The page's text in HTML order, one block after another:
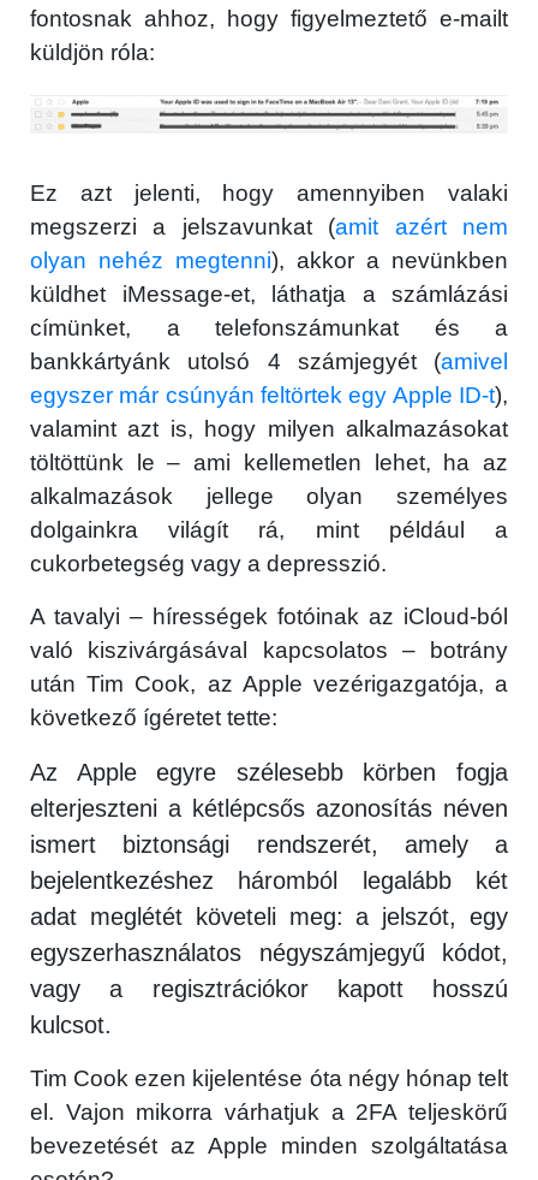
fontosnak ahhoz, hogy figyelmeztető e-mailt
küldjön róla:
Ez azt jelenti, hogy amennyiben valaki
megszerzi a jelszavunkat (amit azért nem
olyan nehéz megtenni), akkor a nevünkben
küldhet iMessage-et, láthatja a számlázási
címünket, a telefonszámunkat és a
bankkártyánk utolsó 4 számjegyét (amivel
egyszer már csúnyán feltörtek egy Apple ID-t),
valamint azt is, hogy milyen alkalmazásokat
töltöttünk le – ami kellemetlen lehet, ha az
alkalmazások jellege olyan személyes
dolgainkra világít rá, mint például a
cukorbetegség vagy a depresszió.
A tavalyi – hírességek fotóinak az iCloud-ból
való kiszivárgásával kapcsolatos – botrány
után Tim Cook, az Apple vezérigazgatója, a
következő ígéretet tette:
Az Apple egyre szélesebb körben fogja
elterjeszteni a kétlépcsős azonosítás néven
ismert biztonsági rendszerét, amely a
bejelentkezéshez háromból legalább két
adat meglétét követeli meg: a jelszót, egy
egyszerhasználatos négyszámjegyű kódot,
vagy a regisztrációkor kapott hosszú
kulcsot.
Tim Cook ezen kijelentése óta négy hónap telt
el. Vajon mikorra várhatjuk a 2FA teljeskörű
bevezetését az Apple minden szolgáltatása
×